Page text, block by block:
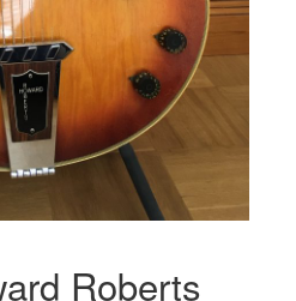
Roberts